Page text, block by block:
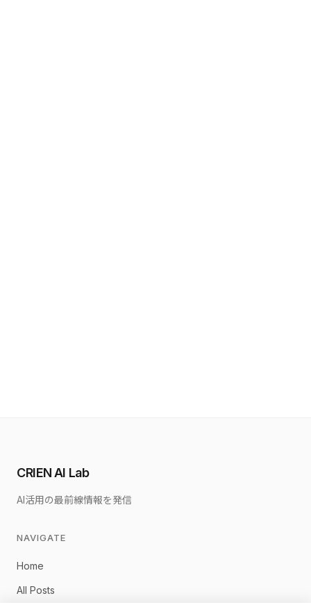
CRIEN AI Lab
AI活用の最前線情報を発信
NAVIGATE
Home
All Posts